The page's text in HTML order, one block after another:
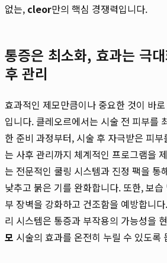
없는, cleor만의 핵심 경쟁력입니다.
통증은 최소화, 효과는 극
후 관리
효과적인 제모만큼이나 중요한 것이 바
입니다. 클레오르에서는 시술 전 피부를
한 준비 과정부터, 시술 후 자극받은 피
는 사후 관리까지 체계적인 프로그램을
는 전문적인 쿨링 시스템과 진정 팩을 통
낮추고 붉은 기를 완화합니다. 또한, 보
부 장벽을 강화하고 건조함을 예방합니
리 시스템은 통증과 부작용의 가능성을
모 시술의 효과를 온전히 누릴 수 있도록